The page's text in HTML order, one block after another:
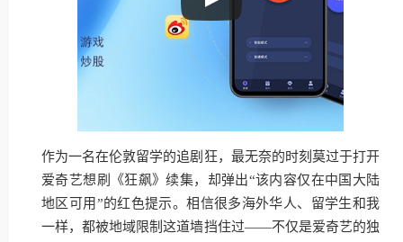
作为一名在伦敦留学的追剧狂，最无奈的时刻莫过于打开
爱奇艺想刷《狂飙》续集，却弹出“该内容仅在中国大陆
地区可用”的红色提示。相信很多海外华人、留学生和我
一样，都被地域限制这道墙挡住过——不仅是爱奇艺的独